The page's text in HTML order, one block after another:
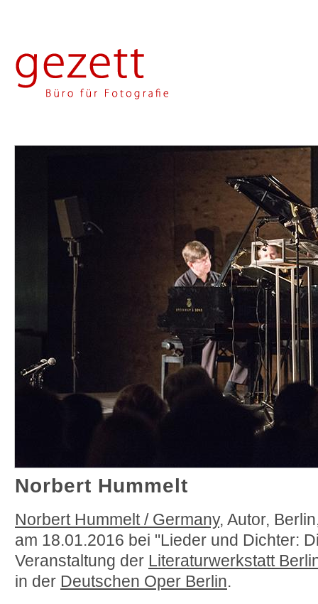
Norbert Hummelt
Norbert Hummelt / Germany, Autor,
am 18.01.2016 bei "Lieder und Dichter:
Veranstaltung der Literaturwerkstatt
in der Deutschen Oper Berlin.